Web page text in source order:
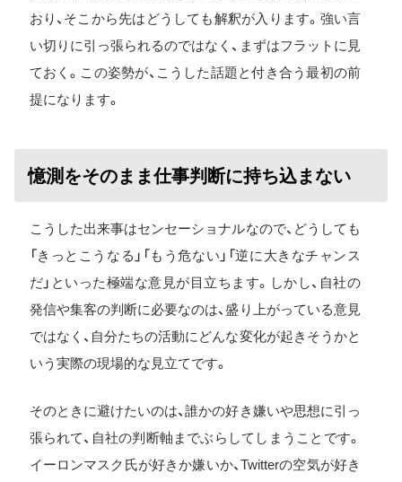
おり、そこから先はどうしても解釈が入ります。強い言
い切りに引っ張られるのではなく、まずはフラットに見
ておく。この姿勢が、こうした話題と付き合う最初の前
提になります。
憶測をそのまま仕事判断に持ち込まない
こうした出来事はセンセーショナルなので、どうしても
「きっとこうなる」「もう危ない」「逆に大きなチャンス
だ」といった極端な意見が目立ちます。しかし、自社の
発信や集客の判断に必要なのは、盛り上がっている意見
ではなく、自分たちの活動にどんな変化が起きそうかと
いう実際の現場的な見立てです。
そのときに避けたいのは、誰かの好き嫌いや思想に引っ
張られて、自社の判断軸までぶらしてしまうことです。
イーロンマスク氏が好きか嫌いか、Twitterの空気が好き